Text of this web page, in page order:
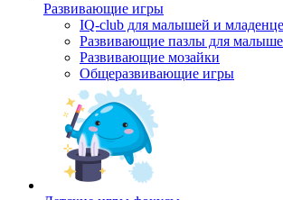
Развивающие игры
IQ-club для малышей и
Развивающие пазлы для
Развивающие мозайки
Общеразвивающие игры